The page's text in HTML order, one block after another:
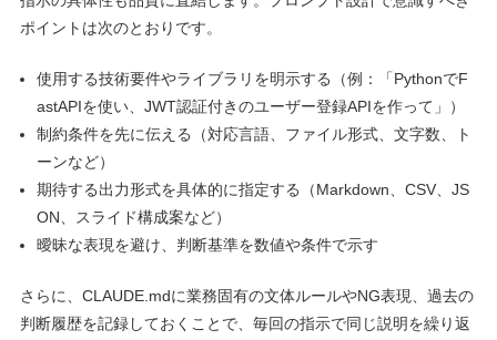
ポイントは次のとおりです。
使用する技術要件やライブラリを明示する（例：「PythonでF
astAPIを使い、JWT認証付きのユーザー登録APIを作って」）
制約条件を先に伝える（対応言語、ファイル形式、文字数、ト
ーンなど）
期待する出力形式を具体的に指定する（Markdown、CSV、JS
ON、スライド構成案など）
曖昧な表現を避け、判断基準を数値や条件で示す
さらに、CLAUDE.mdに業務固有の文体ルールやNG表現、過去の
判断履歴を記録しておくことで、毎回の指示で同じ説明を繰り返